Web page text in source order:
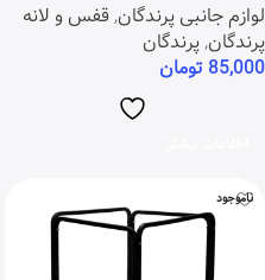
لوازم جانبی پرندگان,قفس و لانه
پرندگان,پرندگان
85,000 تومان
ناموجود